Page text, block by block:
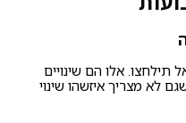
אלו הם שינויים
לא מצריך איזשהו שינוי